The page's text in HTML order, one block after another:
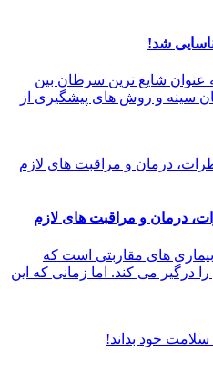
شد!
شایع ترین سرطان بین
سینه و روش های پیشگیری از
درمان و مراقبت های لازم
های مقاربتی است که
درگیر می کند. اما زمانی که این